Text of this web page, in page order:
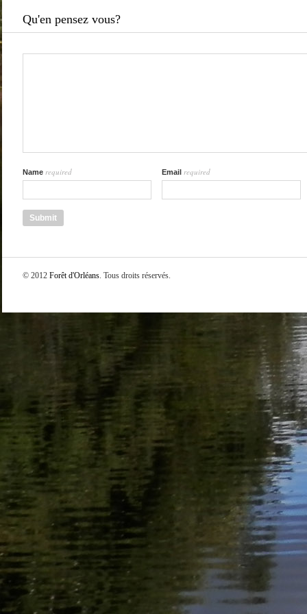
Qu'en pensez vous?
Name required Email required
© 2012 Forêt d'Orléans. Tous droits réservés.